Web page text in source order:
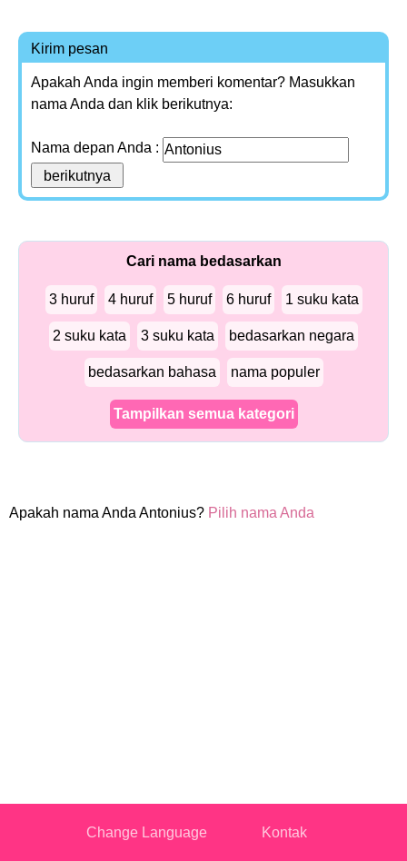
Kirim pesan
Apakah Anda ingin memberi komentar? Masukkan
nama Anda dan klik berikutnya:
Nama depan Anda :
Cari nama bedasarkan
3 huruf 4 huruf 5 huruf 6 huruf 1 suku kata
2 suku kata 3 suku kata bedasarkan negara
bedasarkan bahasa nama populer
Tampilkan semua kategori
Apakah nama Anda Antonius? Pilih nama Anda
Change Language Kontak